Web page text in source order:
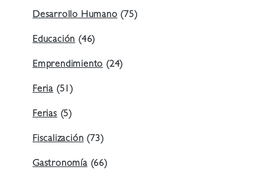
Desarrollo Humano (75)
Educación (46)
Emprendimiento (24)
Feria (51)
Ferias (5)
Fiscalización (73)
Gastronomía(66)